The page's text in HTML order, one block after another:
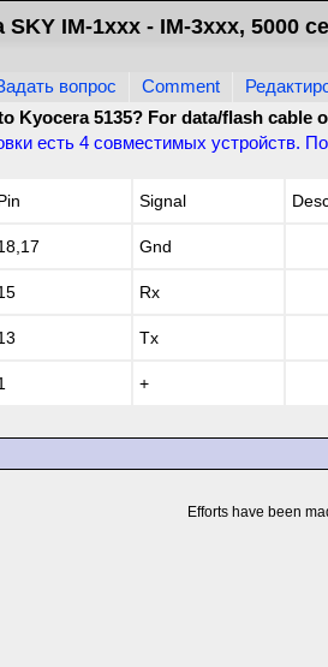
SKY IM-1xxx - IM-3xxx, 5000
вопрос Comment
Kyocera 5135? For data/flash cable
есть 4совместимых устройств.
Signal
Gnd
Rx
Tx
+
Efforts have been